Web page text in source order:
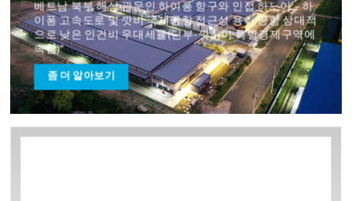
베트남 북부 해상 관문인 하이퐁 항구와 인접 하노이 – 하
이퐁 고속도로 및 깟비 국제공항 접근성 용이 공항 상대적
으로 낮은 인건비 우대세율(딘부-깟하이 특별경제구역에
속함)”
좀 더 알아보기